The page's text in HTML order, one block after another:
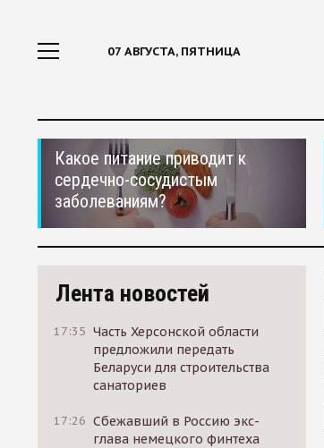
07 АВГУСТА, ПЯТНИЦА
Какое питание приводит к
сердечно-сосудистым
заболеваниям?
Лента новостей
17:35 Часть Херсонской области
предложили передать
Беларуси для строительства
санаториев
17:26 Сбежавший в Россию экс-
глава немецкого финтеха